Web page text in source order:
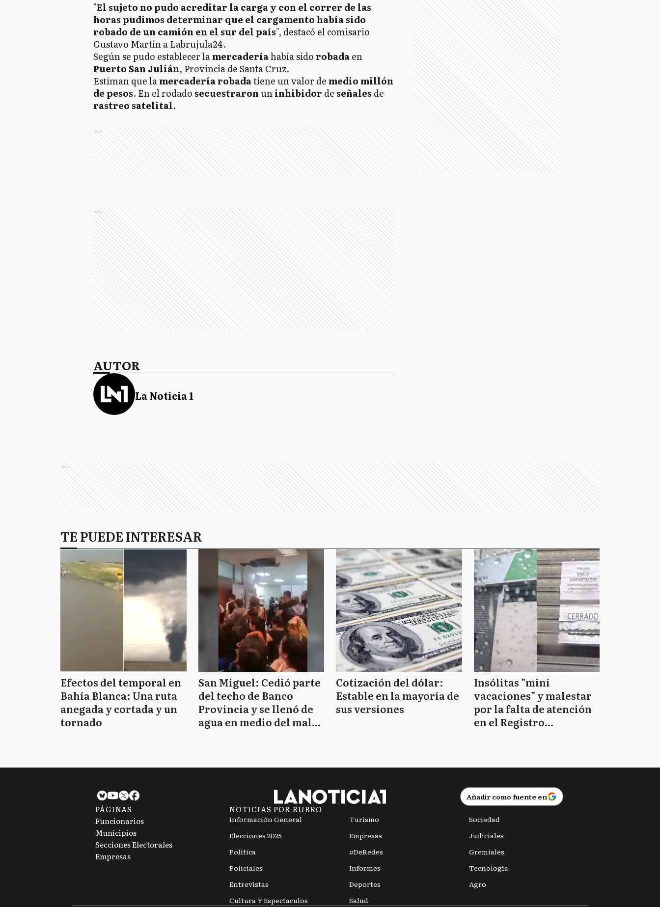
"El sujeto no pudo acreditar la carga y con el correr de las
horas pudimos determinar que el cargamento había sido
robado de un camión en el sur del país", destacó el comisario
Gustavo Martín a Labrujula24.
Según se pudo establecer lamercaderíahabía sido robadaen
Puerto San Julián, Provincia de Santa Cruz.
Estiman que lamercadería robadatiene un valor de medio millón
de pesos. En el rodado secuestraronuninhibidor de señales de
rastreo satelital.
Ads
Ads
AUTOR
La Noticia 1
Ads
TE PUEDE INTERESAR
Efectos del temporal en
Bahía Blanca: Una ruta
anegada y cortada y un
tornado
San Miguel: Cedió parte
del techo de Banco
Provincia y se llenó de
agua en medio del mal
Cotización del dólar:
Estable en la mayoría de
sus versiones
Insólitas "mini
vacaciones" y malestar
por la falta de atención
en el Registro
Añadir como fuente en
PÁGINAS
Funcionarios
Municipios
Secciones Electorales
Empresas
NOTICIAS POR RUBRO
Información General
Elecciones 2025
Política
Policiales
Entrevistas
Cultura Y Espectaculos
Turismo
Empresas
#DeRedes
Informes
Deportes
Salud
Sociedad
Judiciales
Gremiales
Tecnología
Agro